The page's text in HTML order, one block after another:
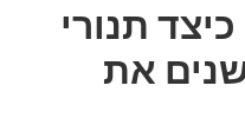
תנורי
את